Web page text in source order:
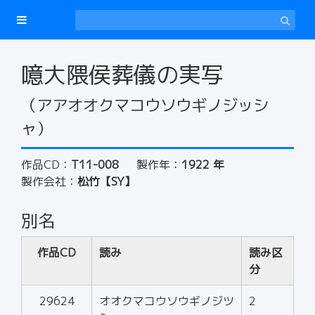
噫大隈侯葬儀の実写
（アアオオクマコウソウギノジッシ
ャ）
作品CD： T11-008 製作年： 1922 年
製作会社： 松竹【SY】
別名
作品CD 読み
読み区
分
29624
オオクマコウソウギノジツ
2